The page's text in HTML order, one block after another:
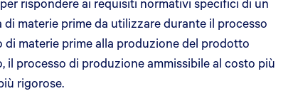
materie prime da utilizzare durante il processo
materie prime alla produzione del prodotto
processo di produzione ammissibile al costo più
rigorose.